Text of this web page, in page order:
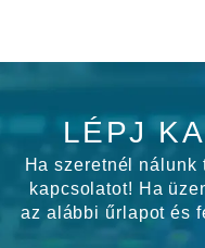
LÉPJ
Ha szeretnél
kapcsolatot! Ha
az alábbi űrlapot és